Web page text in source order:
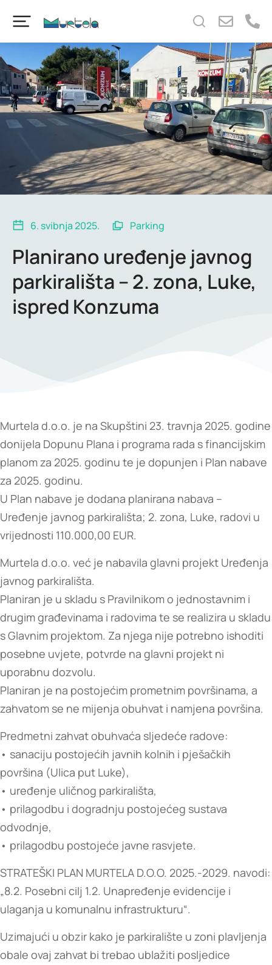
6. svibnja 2025. Parking
Planirano uređenje javnog
parkirališta – 2. zona, Luke,
ispred Konzuma
Murtela d.o.o. je na Skupštini 23. travnja 2025. godine
donijela Dopunu Plana i programa rada s financijskim
planom za 2025. godinu te je dopunjen i Plan nabave
za 2025. godinu.
U Plan nabave je dodana planirana nabava –
Uređenje javnog parkirališta; 2. zona, Luke, radovi u
vrijednosti 110.000,00 EUR.
Murtela d.o.o. već je nabavila glavni projekt Uređenja
javnog parkirališta.
Planiran je u skladu s Pravilnikom o jednostavnim i
drugim građevinama i radovima te se realizira u skladu
s Glavnim projektom. Za njega nije potrebno ishoditi
posebne uvjete, potvrde na glavni projekt ni
uporabnu dozvolu.
Planiran je na postojećim prometnim površinama, a
zahvatom se ne mijenja obuhvat i namjena površina.
Predmetni zahvat obuhvaća sljedeće radove:
• sanaciju postojećih javnih kolnih i pješačkih
površina (Ulica put Luke),
• uređenje uličnog parkirališta,
• prilagodbu i dogradnju postojećeg sustava
odvodnje,
• prilagodbu postojeće javne rasvjete.
STRATEŠKI PLAN MURTELA D.O.O. 2025.-2029. navodi:
„8.2. Posebni cilj 1.2. Unapređenje evidencije i
ulaganja u komunalnu infrastrukturu“.
Uzimajući u obzir kako je parkiralište u zoni plavljenja
obale ovaj zahvat bi trebao ublažiti posljedice